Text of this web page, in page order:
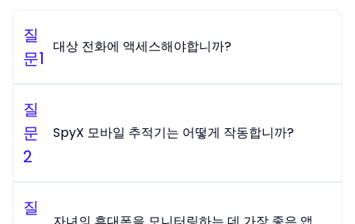
질
문1
대상 전화에 액세스해야합니까?
질
문
2
SpyX 모바일 추적기는 어떻게 작동합니까?
질